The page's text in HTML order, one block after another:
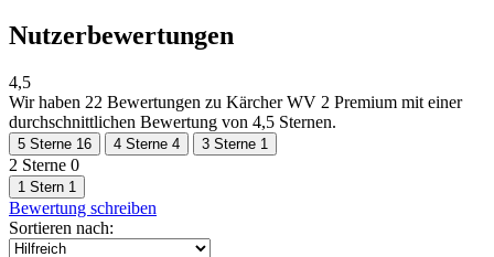
Nutzerbewertungen
4,5
Wir haben 22 Bewertungen zu Kärcher WV 2 Premium mit einer
durchschnittlichen Bewertung von 4,5 Sternen.
5 Sterne 16 4 Sterne 4 3 Sterne 1
2 Sterne 0
1 Stern 1
Bewertung schreiben
Sortieren nach: